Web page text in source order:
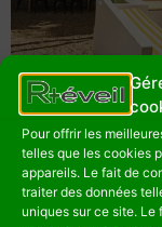
Pour offrir les
telles que les cookies
appareils. Le fait de
traiter des données
uniques sur ce site. Le
Duplex Endoume
ce duplex
d’Endoume à
sélective et un